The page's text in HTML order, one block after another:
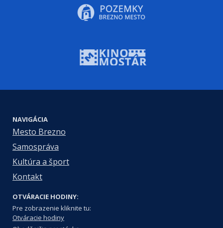
NAVIGÁCIA
Mesto Brezno
Samospráva
Kultúra a šport
Kontakt
OTVÁRACIE HODINY:
Pre zobrazenie kliknite tu:
Otváracie hodiny